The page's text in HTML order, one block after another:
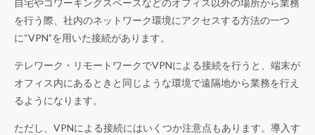
自宅やコワーキングスペースなどのオフィス以外の場所から業務
を行う際、社内のネットワーク環境にアクセスする方法の一つ
に“VPN”を用いた接続があります。
テレワーク・リモートワークでVPNによる接続を行うと、端末が
オフィス内にあるときと同じような環境で遠隔地から業務を行え
るようになります。
ただし、VPNによる接続にはいくつか注意点もあります。導入す